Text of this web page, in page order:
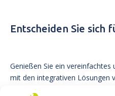
Entscheiden Sie sich
Genießen Sie ein vereinfachtes
mit den integrativen Lösungen